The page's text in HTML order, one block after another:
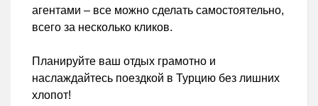
агентами – все можно сделать самостоятельно,
всего за несколько кликов.
Планируйте ваш отдых грамотно и
наслаждайтесь поездкой в Турцию без лишних
хлопот!